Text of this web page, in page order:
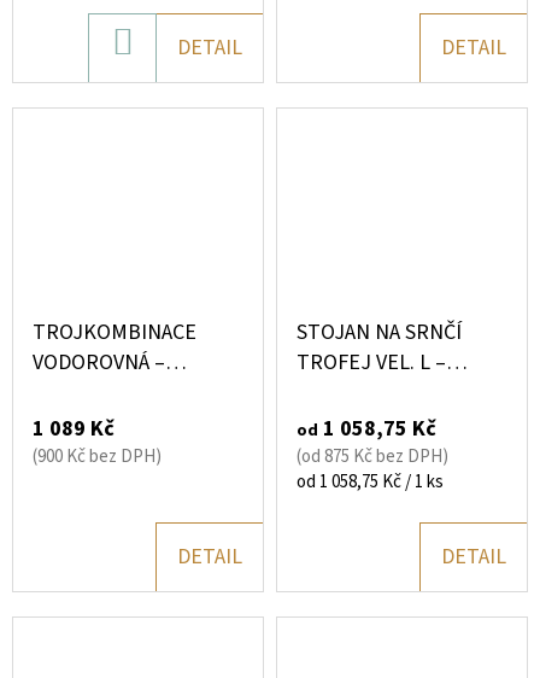
KOŠÍKU
DETAIL DETAIL
TROJKOMBINACE
VODOROVNÁ –
NA 3 TROFEJE
(DIAMANTOVÝ
1 089 Kč
(900 Kč bez DPH)
DETAIL
STOJAN NA SRNČÍ
TROFEJ VEL. L –
STOJAN BEZ VRTÁNÍ
od 1 058,75 Kč
(od 875 Kč bez DPH)
Měrná
od 1 058,75 Kč / 1 ks
DETAIL